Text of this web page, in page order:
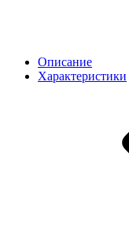
Описание
Характеристики